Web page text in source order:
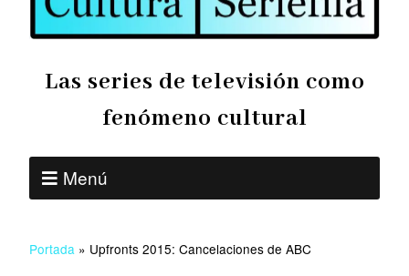
Las series de televisión como
fenómeno cultural
Menú
Portada » Upfronts 2015: Cancelaciones de ABC